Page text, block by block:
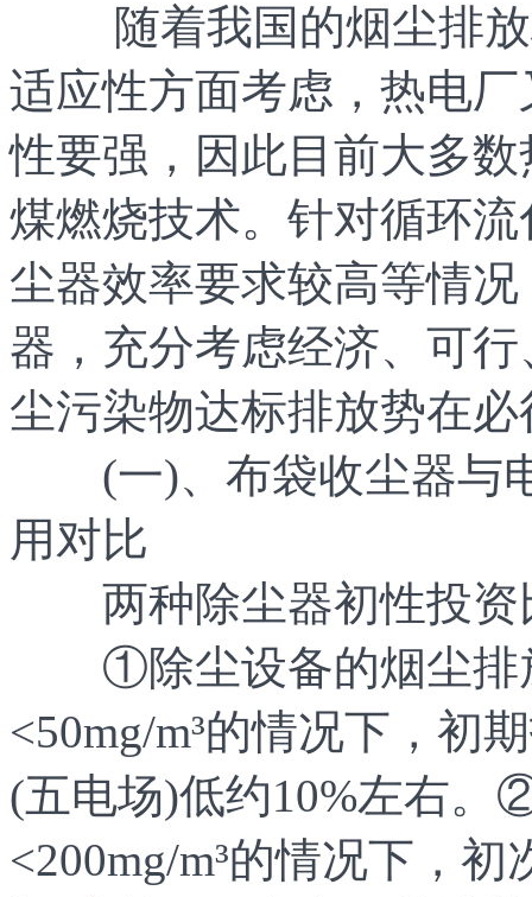
随着我国的烟尘排放
适应性方面考虑，热电
性要强，因此目前大多
煤燃烧技术。针对循环
尘器效率要求较高等情
器，充分考虑经济、可
尘污染物达标排放势在必
(一)、布袋收尘器与
用对比
两种除尘器初性投资
①除尘设备的烟尘排
<50mg/m³的情况下，初
(五电场)低约10%左右。
<200mg/m³的情况下，